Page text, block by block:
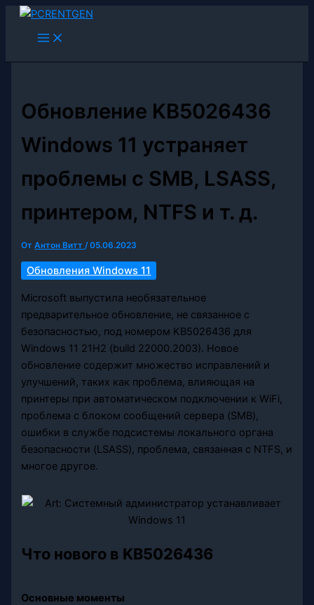
Перейти
Обновление KB5026436
Windows 11 устраняет
проблемы с SMB, LSASS,
принтером, NTFS и т. д.
ОтАнтон Витт/05.06.2023
Обновления Windows 11
Microsoft выпустила необязательное
предварительное обновление, не связанное с
безопасностью, под номером KB5026436 для
Windows 11 21H2 (build 22000.2003). Новое
обновление содержит множество исправлений и
улучшений, таких как проблема, влияющая на
принтеры при автоматическом подключении к WiFi,
проблема с блоком сообщений сервера (SMB),
ошибки в службе подсистемы локального органа
безопасности (LSASS), проблема, связанная с NTFS, и
многое другое.
Что нового в KB5026436
Основные моменты